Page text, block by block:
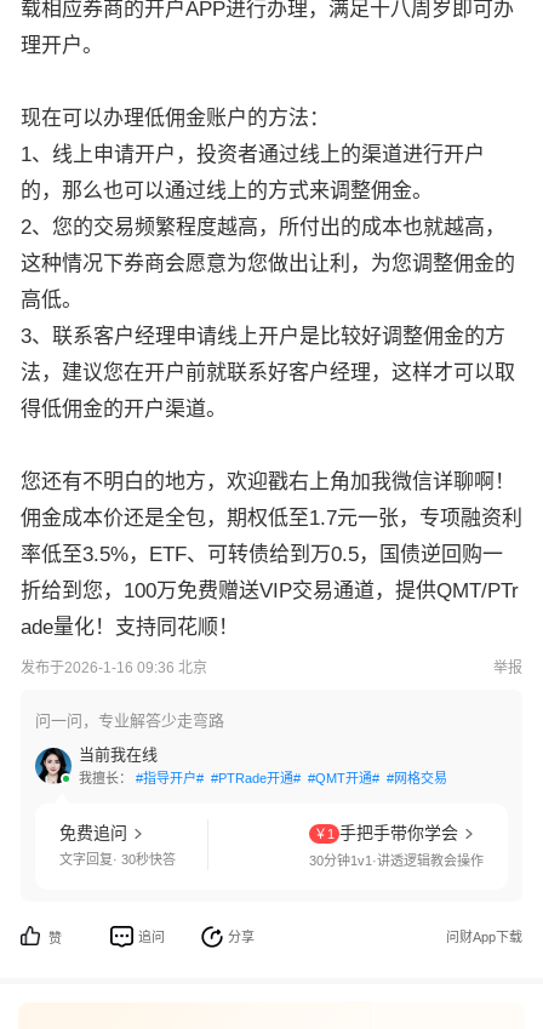
载相应券商的开户APP进行办理，满足十八周岁即可办
理开户。
现在可以办理低佣金账户的方法：
1、线上申请开户，投资者通过线上的渠道进行开户
的，那么也可以通过线上的方式来调整佣金。
2、您的交易频繁程度越高，所付出的成本也就越高，
这种情况下券商会愿意为您做出让利，为您调整佣金的
高低。
3、联系客户经理申请线上开户是比较好调整佣金的方
法，建议您在开户前就联系好客户经理，这样才可以取
得低佣金的开户渠道。
您还有不明白的地方，欢迎戳右上角加我微信详聊啊！
佣金成本价还是全包，期权低至1.7元一张，专项融资利
率低至3.5%，ETF、可转债给到万0.5，国债逆回购一
折给到您，100万免费赠送VIP交易通道，提供QMT/PTr
ade量化！支持同花顺！
发布于2026-1-16 09:36 北京 举报
问一问，专业解答少走弯路
当前我在线
我擅长： #指导开户# #PTRade开通# #QMT开通# #网格交易#
免费追问
文字回复· 30秒快答
￥1 手把手带你学会
30分钟1v1·讲透逻辑教会操作
赞 追问 分享 问财App下载